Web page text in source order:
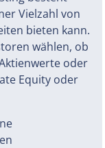
Vielzahl von
bieten kann.
wählen, ob
oder
Equity oder